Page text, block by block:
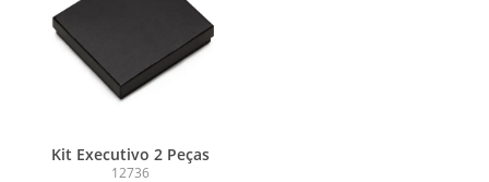
Kit Executivo 2 Peças
12736